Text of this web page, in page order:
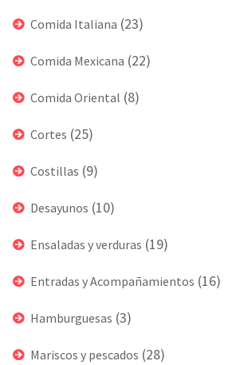
Comida Italiana (23)
Comida Mexicana (22)
Comida Oriental (8)
Cortes (25)
Costillas (9)
Desayunos (10)
Ensaladas y verduras (19)
Entradas y Acompañamientos (16)
Hamburguesas (3)
Mariscos y pescados (28)